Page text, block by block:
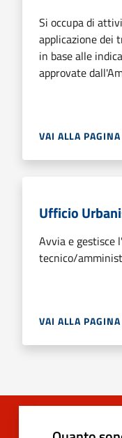
Si occupa di
applicazione dei
in base alle
approvate
VAI ALLA PAGINA
Ufficio
Avvia e gestisce
tecnico/
VAI ALLA PAGINA